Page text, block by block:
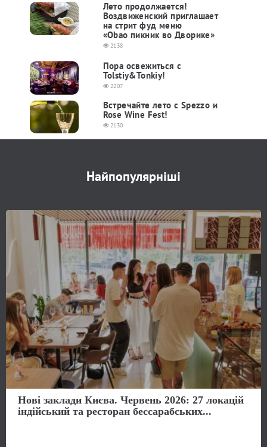
Лето продолжается!
Воздвиженский приглашает
на стрит фуд меню
«Obao пикник во Дворике»
2138
Пора освежиться с
Tolstiy&Tonkiy!
2207
Встречайте лето с Spezzo и
Rose Wine Fest!
2130
Найпопулярніші
Нові заклади Києва. Червень 2026: 27 локацій
індійський та ресторан бессарабських...